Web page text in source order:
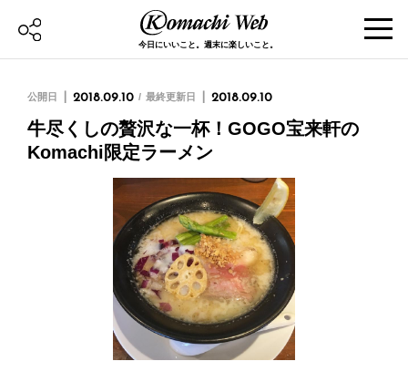
今日にいいこと。週末に楽しいこと。
公開日 2018.09.10 最終更新日 2018.09.10
牛尽くしの贅沢な一杯！GOGO宝来軒の
Komachi限定ラーメン